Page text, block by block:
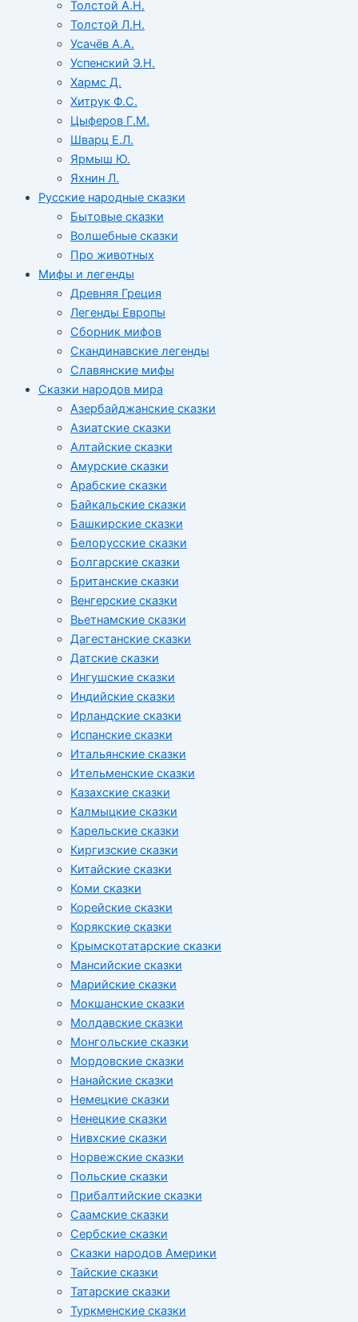
Толстой А.Н.
Толстой Л.Н.
Усачёв А.А.
Успенский Э.Н.
Хармс Д.
Хитрук Ф.С.
Цыферов Г.М.
Шварц Е.Л.
Ярмыш Ю.
Яхнин Л.
Русские народные сказки
Бытовые сказки
Волшебные сказки
Про животных
Мифы и легенды
Древняя Греция
Легенды Европы
Сборник мифов
Скандинавские легенды
Славянские мифы
Сказки народов мира
Азербайджанские сказки
Азиатские сказки
Алтайские сказки
Амурские сказки
Арабские сказки
Байкальские сказки
Башкирские сказки
Белорусские сказки
Болгарские сказки
Британские сказки
Венгерские сказки
Вьетнамские сказки
Дагестанские сказки
Датские сказки
Ингушские сказки
Индийские сказки
Ирландские сказки
Испанские сказки
Итальянские сказки
Ительменские сказки
Казахские сказки
Калмыцкие сказки
Карельские сказки
Киргизские сказки
Китайские сказки
Коми сказки
Корейские сказки
Корякские сказки
Крымскотатарские сказки
Мансийские сказки
Марийские сказки
Мокшанские сказки
Молдавские сказки
Монгольские сказки
Мордовские сказки
Нанайские сказки
Немецкие сказки
Ненецкие сказки
Нивхские сказки
Норвежские сказки
Польские сказки
Прибалтийские сказки
Cаамские сказки
Сербские сказки
Сказки народов Америки
Тайские сказки
Татарские сказки
Туркменские сказки